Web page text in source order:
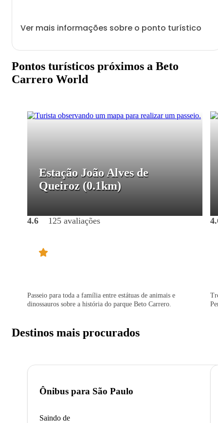
Ver mais informações sobre o ponto turístico
Pontos turísticos próximos a Beto
Carrero World
Estação João Alves de
Queiroz (0.1km)
4.6 125 avaliações
Passeio para toda a família entre estátuas de animais e
dinossauros sobre a história do parque Beto Carrero.
Destinos mais procurados
Ônibus para São Paulo
Saindo de